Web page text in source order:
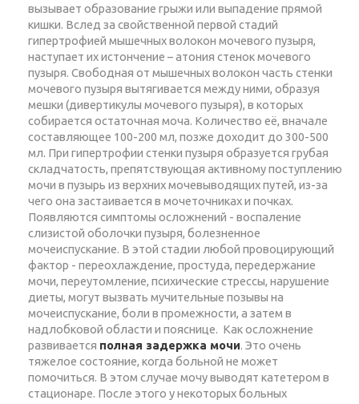
вызывает образование грыжи или выпадение прямой
кишки. Вслед за свойственной первой стадий
гипертрофией мышечных волокон мочевого пузыря,
наступает их истончение – атония стенок мочевого
пузыря. Свободная от мышечных волокон часть стенки
мочевого пузыря вытягивается между ними, образуя
мешки (дивертикулы мочевого пузыря), в которых
собирается остаточная моча. Количество её, вначале
составляющее 100-200 мл, позже доходит до 300-500
мл. При гипертрофии стенки пузыря образуется грубая
складчатость, препятствующая активному поступлению
мочи в пузырь из верхних мочевыводящих путей, из-за
чего она застаивается в мочеточниках и почках.
Появляются симптомы осложнений - воспаление
слизистой оболочки пузыря, болезненное
мочеиспускание. В этой стадии любой провоцирующий
фактор - переохлаждение, простуда, передержание
мочи, переутомление, психические стрессы, нарушение
диеты, могут вызвать мучительные позывы на
мочеиспускание, боли в промежности, а затем в
надлобковой области и пояснице. Как осложнение
развивается полная задержка мочи. Это очень
тяжелое состояние, когда больной не может
помочиться. В этом случае мочу выводят катетером в
стационаре. После этого у некоторых больных